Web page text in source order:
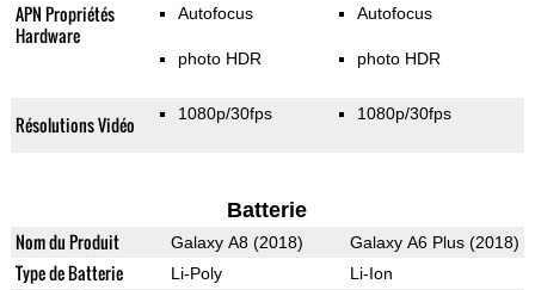
APN Propriétés
Hardware
Autofocus
photo HDR
Autofocus
photo HDR
Résolutions Vidéo 1080p/30fps 1080p/30fps
Batterie
Nom du Produit Galaxy A8 (2018) Galaxy A6 Plus (2018)
Type de Batterie Li-Poly Li-Ion